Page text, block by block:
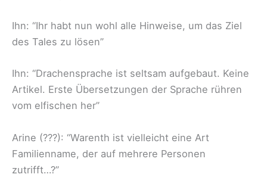
Ihn: “Ihr habt nun wohl alle Hinweise, um das Ziel
des Tales zu lösen”
Ihn: “Drachensprache ist seltsam aufgebaut. Keine
Artikel. Erste Übersetzungen der Sprache rühren
vom elfischen her”
Arine (???): “Warenth ist vielleicht eine Art
Familienname, der auf mehrere Personen
zutrifft…?”